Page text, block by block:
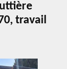
travail